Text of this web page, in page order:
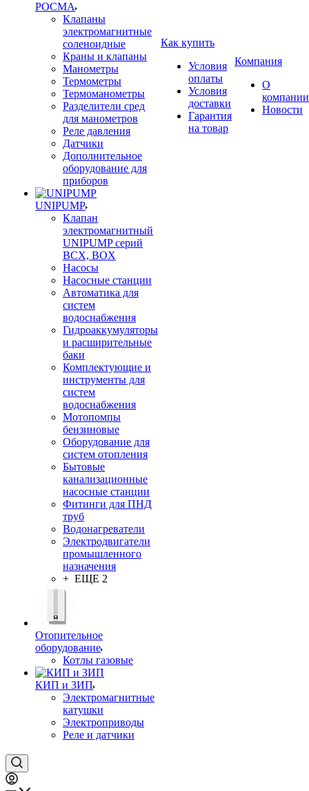
РОСМА
Клапаны
электромагнитные
соленоидные
Краны и клапаны
Манометры
Термометры
Термоманометры
Разделители сред
для манометров
Реле давления
Датчики
Дополнительное
оборудование для
приборов
UNIPUMP
Клапан
электромагнитный
UNIPUMP серий
BCX, BOX
Насосы
Насосные станции
Автоматика для
систем
водоснабжения
Гидроаккумуляторы
и расширительные
баки
Комплектующие и
инструменты для
систем
водоснабжения
Мотопомпы
бензиновые
Оборудование для
систем отопления
Бытовые
канализационные
насосные станции
Фитинги для ПНД
труб
Водонагреватели
Электродвигатели
промышленного
назначения
+ ЕЩЕ 2
Отопительное
оборудование
Котлы газовые
КИП и ЗИП
Электромагнитные
катушки
Электроприводы
Реле и датчики
Как купить
Условия
оплаты
Условия
доставки
Гарантия
на товар
Компания
О
компании
Новости